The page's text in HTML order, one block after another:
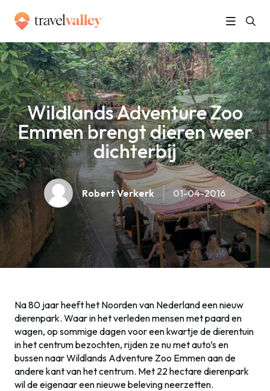
Home » Wildlands Adventure Zoo Emmen brengt dieren weer dichterbij
Wildlands Adventure Zoo
Emmen brengt dieren weer
dichterbij
Robert Verkerk 01-04-2016
Na 80 jaar heeft het Noorden van Nederland een nieuw
dierenpark. Waar in het verleden mensen met paard en
wagen, op sommige dagen voor een kwartje de dierentuin
in het centrum bezochten, rijden ze nu met auto’s en
bussen naar Wildlands Adventure Zoo Emmen aan de
andere kant van het centrum. Met 22 hectare dierenpark
wil de eigenaar een nieuwe beleving neerzetten.